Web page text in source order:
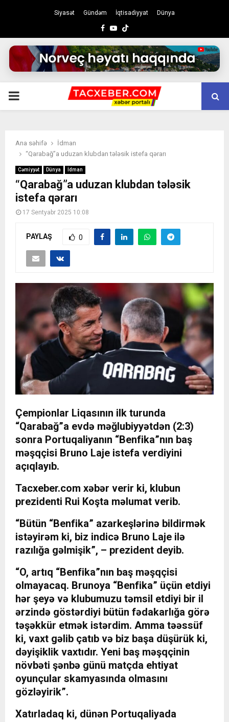
Siyasət Gündəm İqtisadiyyat Dünya
Facebook
Youtube
PRIMARY
Ana səhifə
İdman
“Qarabağ”a uduzan klubdan tələsik istefa qərarı
Cəmiyyət Dünya İdman
“Qarabağ”a uduzan klubdan tələsik
istefa qərarı
17 Sentyabr 2025 10:08
PAYLAŞ 0
Çempionlar Liqasının ilk turunda
“Qarabağ”a evdə məğlubiyyətdən (2:3)
sonra Portuqaliyanın “Benfika”nın baş
məşqçisi Bruno Laje istefa verdiyini
açıqlayıb.
Tacxeber.com xəbər verir ki, klubun
prezidenti Rui Koşta məlumat verib.
“Bütün “Benfika” azarkeşlərinə bildirmək
istəyirəm ki, biz indicə Bruno Laje ilə
razılığa gəlmişik”, – prezident deyib.
“O, artıq “Benfika”nın baş məşqçisi
olmayacaq. Brunoya “Benfika” üçün etdiyi
hər şeyə və klubumuzu təmsil etdiyi bir il
ərzində göstərdiyi bütün fədakarlığa görə
təşəkkür etmək istərdim. Amma təəssüf
ki, vaxt gəlib çatıb və biz başa düşürük ki,
dəyişiklik vaxtıdır. Yeni baş məşqçinin
növbəti şənbə günü matçda ehtiyat
oyunçular skamyasında olmasını
gözləyirik”.
Xatırladaq ki, dünən Portuqaliyada